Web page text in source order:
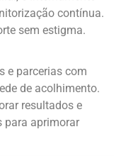
contínua.
sem estigma.
e parcerias com
de acolhimento.
resultados e
para aprimorar